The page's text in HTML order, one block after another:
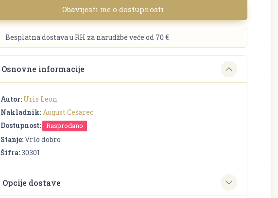
Obavijesti me o dostupnosti
Besplatna dostava u RH za narudžbe veće od 70 €
Osnovne informacije
Autor: Uris Leon
Nakladnik: August Cesarec
Dostupnost:
Rasprodano
Stanje:Vrlo dobro
Šifra:30301
Opcije dostave